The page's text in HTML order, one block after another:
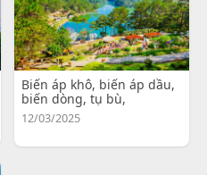
Biến áp khô, biến áp dầu,
biến dòng, tụ bù,
12/03/2025